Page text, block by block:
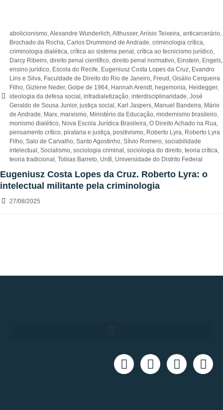
abolicionismo,Alexandre Wunderlich,Althusser,Anísio Teixeira, anticarcerário,
Brochado da Rocha, Carlos Drummond de Andrade, criminologia crítica,
criminologia dialética, crítica ao sistema penal , crítica ao tecnicismo jurídico,
Darcy Ribeiro, direito penal científico, direito penal normativo, Einstein, Engels,
ensino jurídico, Escola do Recife, Eugeniusz Costa Lopes da Cruz, Evandro
Lins e Silva, Faculdade de Direito do Rio de Janeiro, Freud , Gisálio Cerqueira
Filho, Gizlene Neder, Golpe de 1964, Hannah Arendt, hegemonia, Heidegger,
ideologia da defesa social , infradialetização, interdisciplinaridade, José
Geraldo de Sousa Junior, justiça social , Karl Jaspers, Manuel Bandeira, Mário
de Andrade, Marx, marxismo, Ministério da Educação, modernismo brasileiro,
monismo dialético, Nova Escola Jurídica Brasileira, O Direito Achado na Rua,
pensamento crítico, pirataria e justiça, positivismo, Roberto Lyra, Roberto Lyra
Filho, Salo de Carvalho, Santo Agostinho, Sílvio Romero, sociabilidade
intelectual , Socialismo, sociologia criminal , sociologia do direito, teoria crítica,
teoria tradicional , Tobias Barreto, UnB, Universidade do Distrito Federal
Eugeniusz Costa Lopes da Cruz. Roberto Lyra: o
intelectual militante pela criminologia
27/08/2025